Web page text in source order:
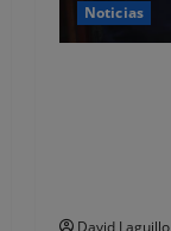
Noticias
David Laguillo